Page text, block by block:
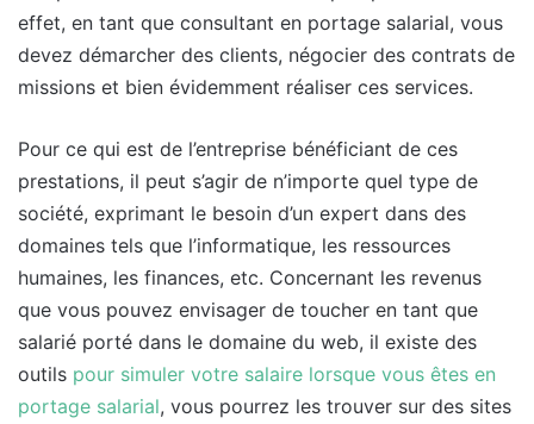
effet, en tant que consultant en portage salarial, vous
devez démarcher des clients, négocier des contrats de
missions et bien évidemment réaliser ces services.
Pour ce qui est de l’entreprise bénéficiant de ces
prestations, il peut s’agir de n’importe quel type de
société, exprimant le besoin d’un expert dans des
domaines tels que l’informatique, les ressources
humaines, les finances, etc. Concernant les revenus
que vous pouvez envisager de toucher en tant que
salarié porté dans le domaine du web, il existe des
outils pour simuler votre salaire lorsque vous êtes en
portage salarial, vous pourrez les trouver sur des sites